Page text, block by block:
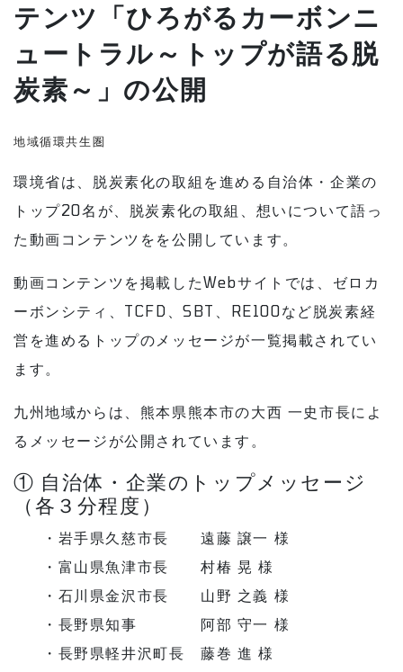
テンツ「ひろがるカーボンニ
ュートラル～トップが語る脱
炭素～」の公開
地域循環共生圏
環境省は、脱炭素化の取組を進める自治体・企業の
トップ20名が、脱炭素化の取組、想いについて語っ
た動画コンテンツをを公開しています。
動画コンテンツを掲載したWebサイトでは、ゼロカ
ーボンシティ、TCFD、SBT、RE100など脱炭素経
営を進めるトップのメッセージが一覧掲載されてい
ます。
九州地域からは、熊本県熊本市の大西 一史市長によ
るメッセージが公開されています。
① 自治体・企業のトップメッセージ
（各３分程度）
・岩手県久慈市長 遠藤 譲一 様
・富山県魚津市長 村椿 晃 様
・石川県金沢市長 山野 之義 様
・長野県知事 阿部 守一 様
・長野県軽井沢町長 藤巻 進 様